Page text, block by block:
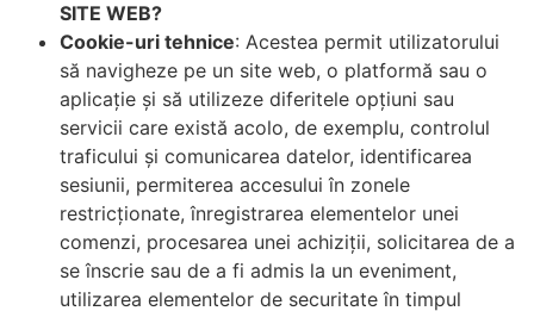
SITE WEB?
Cookie-uri tehnice: Acestea permit utilizatorului
să navigheze pe un site web, o platformă sau o
aplicație și să utilizeze diferitele opțiuni sau
servicii care există acolo, de exemplu, controlul
traficului și comunicarea datelor, identificarea
sesiunii, permiterea accesului în zonele
restricționate, înregistrarea elementelor unei
comenzi, procesarea unei achiziții, solicitarea de a
se înscrie sau de a fi admis la un eveniment,
utilizarea elementelor de securitate în timpul